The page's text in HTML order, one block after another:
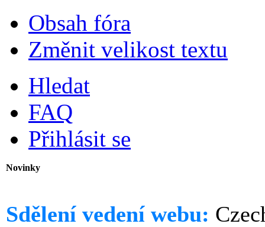
Obsah fóra
Změnit velikost textu
Hledat
FAQ
Přihlásit se
Novinky
Sdělení vedení webu: